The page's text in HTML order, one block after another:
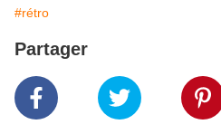
#rétro
Partager